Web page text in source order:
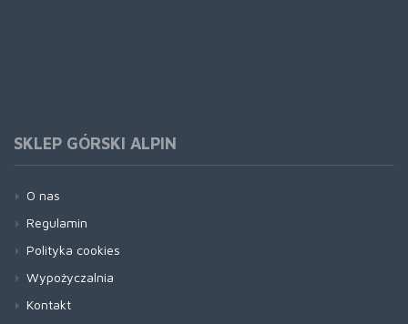
SKLEP GÓRSKI ALPIN
O nas
Regulamin
Polityka cookies
Wypożyczalnia
Kontakt